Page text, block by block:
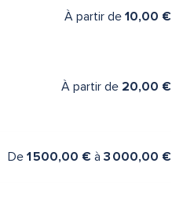
À partir de10,00 €
À partir de 20,00 €
De1 500,00 € à3 000,00 €